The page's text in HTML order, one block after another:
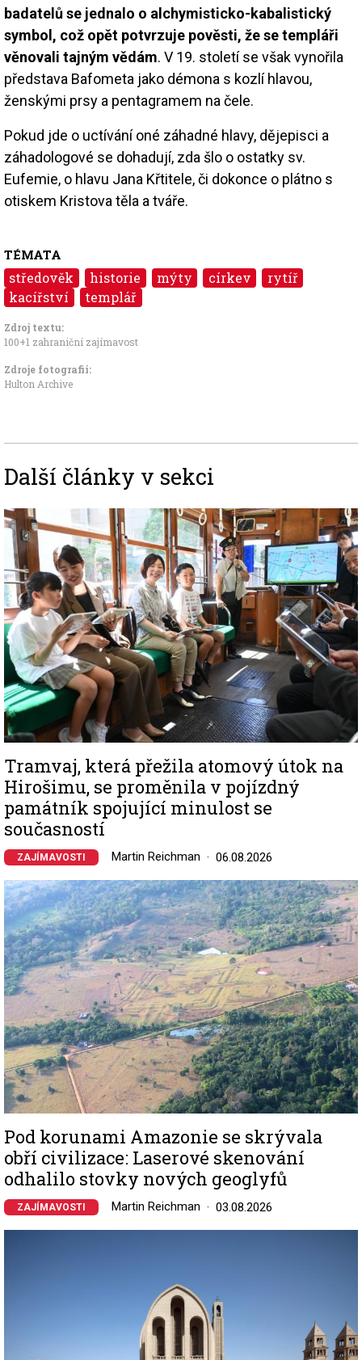
badatelů se jednalo o alchymisticko-kabalistický
symbol, což opět potvrzuje pověsti, že se templáři
věnovali tajným vědám. V 19. století se však vynořila
představa Bafometa jako démona s kozlí hlavou,
ženskými prsy a pentagramem na čele.
Pokud jde o uctívání oné záhadné hlavy, dějepisci a
záhadologové se dohadují, zda šlo o ostatky sv.
Eufemie, o hlavu Jana Křtitele, či dokonce o plátno s
otiskem Kristova těla a tváře.
TÉMATA
středověk historie mýty církev
rytíř
kacířství
templář
Zdroj textu:
100+1 zahraniční zajímavost
Zdroje fotografii:
Hulton Archive
Další články v sekci
Image
Tramvaj, která přežila atomový útok na
Hirošimu, se proměnila v pojízdný
památník spojující minulost se
současností
ZAJÍMAVOSTI Martin Reichman 06.08.2026
Image
Pod korunami Amazonie se skrývala
obří civilizace: Laserové skenování
odhalilo stovky nových geoglyfů
ZAJÍMAVOSTI Martin Reichman 03.08.2026